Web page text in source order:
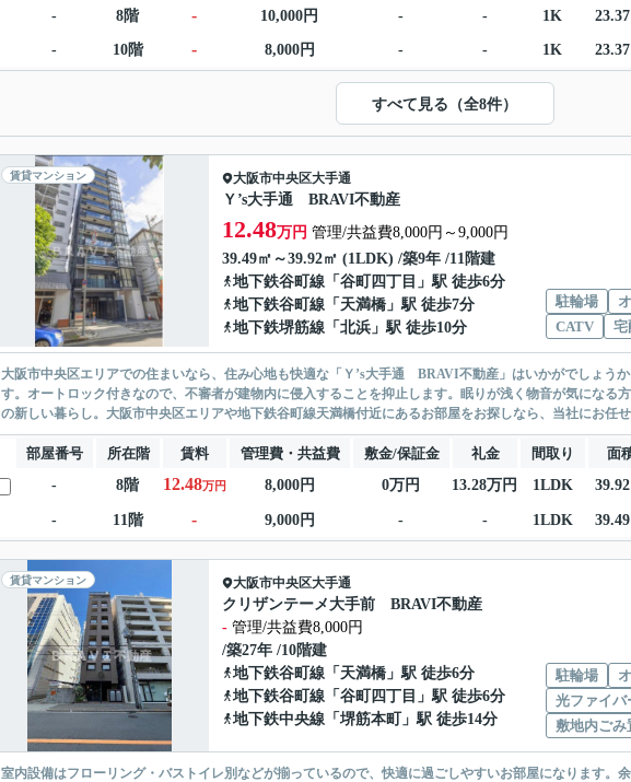
- 8階 - 10,000円 - - 1K
- 10階 - 8,000円 - - 1K
すべて見る（全8件）
賃貸マンション 大阪市中央区大手通
Ｙ’s大手通 BRAVI不動産
12.48万円 管理/共益費8,000円～9,000円
39.49㎡～39.92㎡ (1LDK) /築9年 /11階建
地下鉄谷町線 「 谷町四丁目 」駅 徒歩6分
地下鉄谷町線 「 天満橋 」駅 徒歩7分
地下鉄堺筋線 「 北浜 」駅 徒歩10分
駐輪場
CATV
宅
大阪市中央区エリアでの住まいなら、住み心地も快適な「Ｙ’s大手通 BRAVI不動産」はいかがでしょう
す。オートロック付きなので、不審者が建物内に侵入することを抑止します。眠りが浅く物音が気になる
の新しい暮らし。大阪市中央区エリアや地下鉄谷町線天満橋付近にあるお部屋をお探しなら、当社にお任
部屋番号 所在階 賃料 管理費・共益費 敷金/保証金 礼金 間取り 面
-
8階 12.48万円 8,000円 0万円 13.28万円 1LDK
- 11階 - 9,000円 - - 1LDK
賃貸マンション 大阪市中央区大手通
クリザンテーメ大手前 BRAVI不動産
- 管理/共益費8,000円
/築27年 /10階建
地下鉄谷町線 「 天満橋 」駅 徒歩6分
地下鉄谷町線 「 谷町四丁目 」駅 徒歩6分
地下鉄中央線 「 堺筋本町 」駅 徒歩14分
駐輪場
光ファイバ
敷地内ごみ
室内設備はフローリング・バストイレ別などが揃っているので、快適に過ごしやすいお部屋になります。